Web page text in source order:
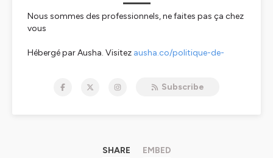
Nous sommes des professionnels, ne faites pas ça chez
vous
Hébergé par Ausha. Visitez ausha.co/politique-de-
Subscribe
SHARE EMBED